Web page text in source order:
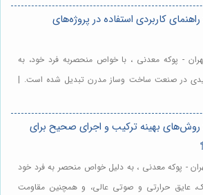
کاربردی استفاده در پروژه‌های
- پوکه معدنی ، با خواص منحصربه فرد خود، به
در صنعت ساخت وساز مدرن تبدیل شده است. |
روش‌های بهینه ترکیب و اجرای صحیح برای
- پوکه معدنی ، به دلیل خواص منحصر به فرد خود
عایق حرارتی و صوتی عالی، و همچنین مقاومت